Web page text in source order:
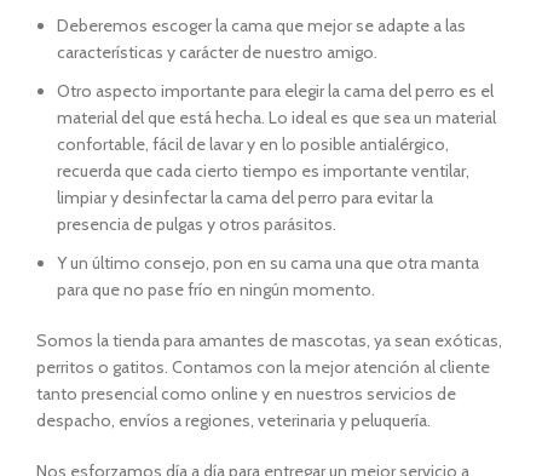
Deberemos escoger la cama que mejor se adapte a las
características y carácter de nuestro amigo.
Otro aspecto importante para elegir la cama del perro es el
material del que está hecha. Lo ideal es que sea un material
confortable, fácil de lavar y en lo posible antialérgico,
recuerda que cada cierto tiempo es importante ventilar,
limpiar y desinfectar la cama del perro para evitar la
presencia de pulgas y otros parásitos.
Y un último consejo, pon en su cama una que otra manta
para que no pase frío en ningún momento.
Somos la tienda para amantes de mascotas, ya sean exóticas,
perritos o gatitos. Contamos con la mejor atención al cliente
tanto presencial como online y en nuestros servicios de
despacho, envíos a regiones, veterinaria y peluquería.
Nos esforzamos día a día para entregar un mejor servicio a